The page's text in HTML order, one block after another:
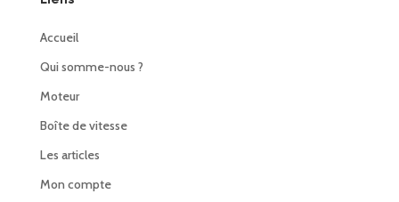
Accueil
Qui somme-nous ?
Moteur
Boîte de vitesse
Les articles
Mon compte